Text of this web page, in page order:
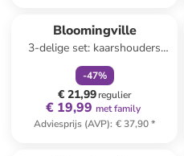
Bloomingville
3-delige set: kaarshouders
"Betiel" beige/bruin - (H)10,5 x
Ø 6 cm
-47%
€ 21,99regulier
€ 19,99 met family
Adviesprijs (AVP): € 37,90*